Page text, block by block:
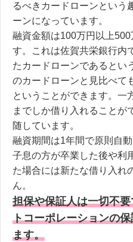
るべきカードローンという
ーンになっています。
融資金額は100万円以上
す。これは佐賀共栄銀行内
たカードローンであるとい
のカードローンと見比べて
ということができます。一
までしか借り入れることが
随しています。
融資期間は1年間で原則自
子息の方が卒業した後や利
た場合には新たな借り入れ
ん。
担保や保証人は一切不
トコーポレーションの
ます。